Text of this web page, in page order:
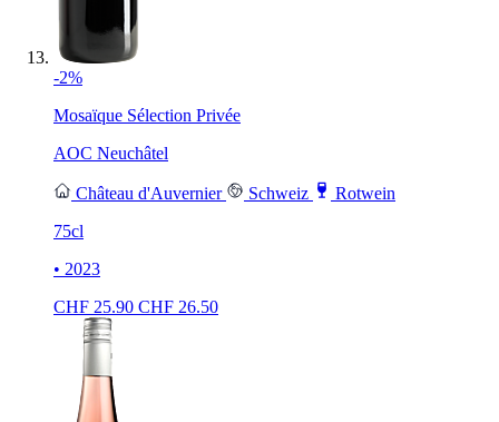
-2%
Mosaïque Sélection Privée
AOC Neuchâtel
Château d'Auvernier Schweiz
Rotwein
75cl
• 2023
CHF 25.90 CHF 26.50